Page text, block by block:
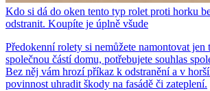
Kdo si dá do oken tento typ rolet proti horku
odstranit. Koupíte je úplně všude
Předokenní rolety si nemůžete namontovat jen
společnou částí domu, potřebujete souhlas
Bez něj vám hrozí příkaz k odstranění a v
povinnost uhradit škody na fasádě či zateplení.